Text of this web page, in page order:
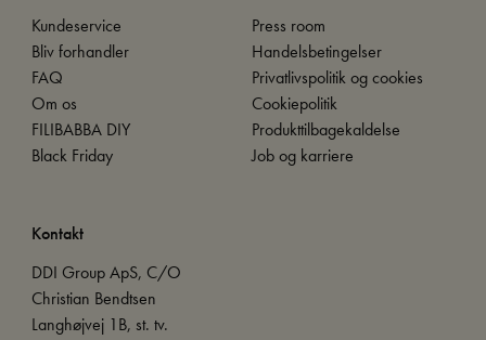
Kundeservice
Bliv forhandler
FAQ
Om os
FILIBABBA DIY
Black Friday
Press room
Handelsbetingelser
Privatlivspolitik og cookies
Cookiepolitik
Produkttilbagekaldelse
Job og karriere
Kontakt
DDI Group ApS, C/O
Christian Bendtsen
Langhøjvej 1B, st. tv.